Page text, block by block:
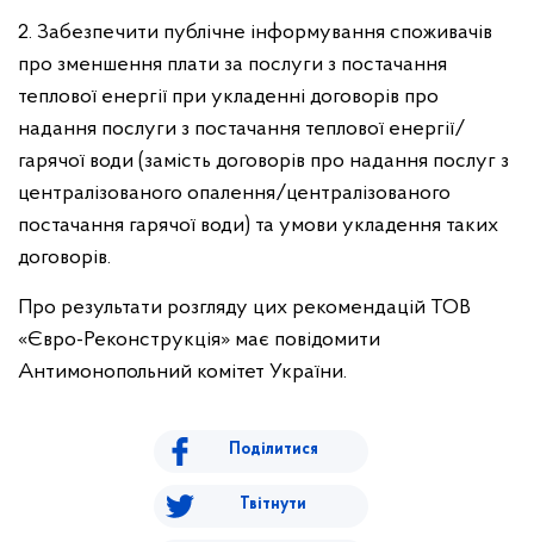
2. Забезпечити публічне інформування споживачів
про зменшення плати за послуги з постачання
теплової енергії при укладенні договорів про
надання послуги з постачання теплової енергії/
гарячої води (замість договорів про надання послуг з
централізованого опалення/централізованого
постачання гарячої води) та умови укладення таких
договорів.
Про результати розгляду цих рекомендацій ТОВ
«Євро-Реконструкція» має повідомити
Антимонопольний комітет України.
Поділитися
Твітнути